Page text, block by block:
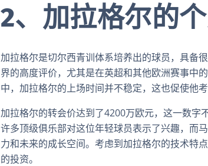
2、加拉格尔的
加拉格尔是切尔西青训体系培养出的球员，具备
界的高度评价，尤其是在英超和其他欧洲赛事中
中，加拉格尔的上场时间并不稳定，这也促使他
加拉格尔的转会价达到了4200万欧元，这一数字
许多顶级俱乐部对这位年轻球员表示了兴趣，而
力和未来的成长空间。考虑到加拉格尔的技术特
的投资。